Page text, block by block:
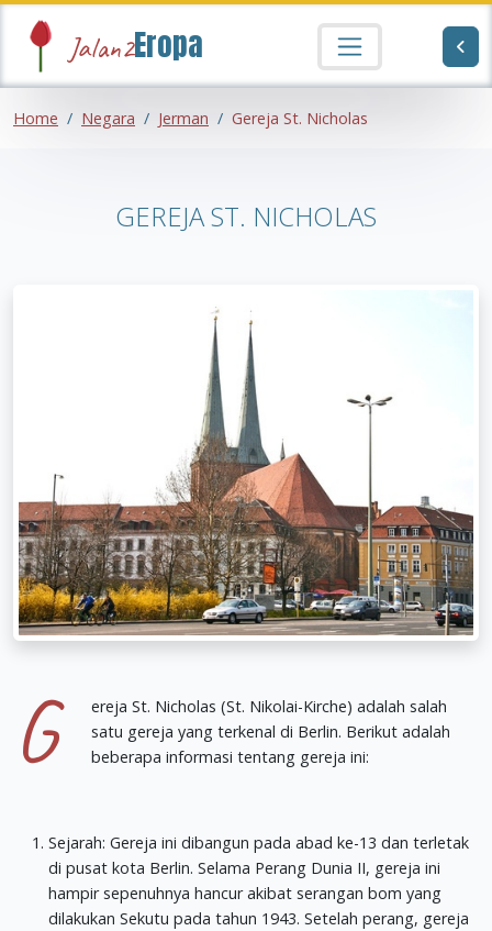
Jalan2Eropa
Home Negara Jerman Gereja St. Nicholas
GEREJA ST. NICHOLAS
G
ereja St. Nicholas (St. Nikolai-Kirche) adalah salah
satu gereja yang terkenal di Berlin. Berikut adalah
beberapa informasi tentang gereja ini:
Sejarah: Gereja ini dibangun pada abad ke-13 dan terletak
di pusat kota Berlin. Selama Perang Dunia II, gereja ini
hampir sepenuhnya hancur akibat serangan bom yang
dilakukan Sekutu pada tahun 1943. Setelah perang, gereja